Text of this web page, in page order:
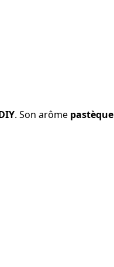
. Son arôme pastèque